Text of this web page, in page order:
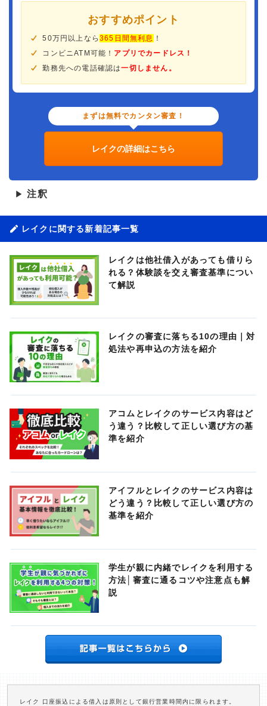
おすすめポイント
50万円以上なら365日間無利息
！
コンビニATM可能！ アプリでカードレス！
勤務先への電話確認は一切しません。
まずは無料でカンタン審査！
レイクの詳細はこちら
▶ 注釈
レイクに関する新着記事一覧
レイクは他社借入があっても借りら
れる？体験談を交え審査基準につい
て解説
レイクの審査に落ちる10の理由｜対
処法や再申込の方法を紹介
アコムとレイクのサービス内容はど
う違う？比較して正しい選び方の基
準を紹介
アイフルとレイクのサービス内容は
どう違う？比較して正しい選び方の
基準を紹介
学生が親に内緒でレイクを利用する
方法│審査に通るコツや注意点も解
説
レイク 口座振込による借入は原則として銀行営業時間内に限られます。